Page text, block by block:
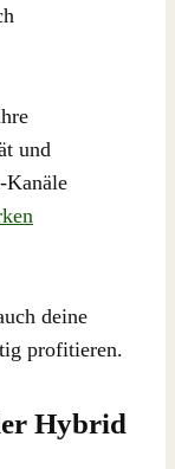
und
Kanäle
deine
profitieren.
Hybrid